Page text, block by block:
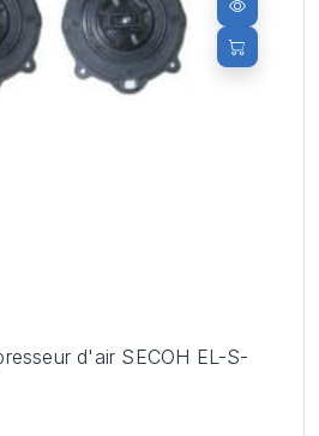
d'air SECOH EL-S-